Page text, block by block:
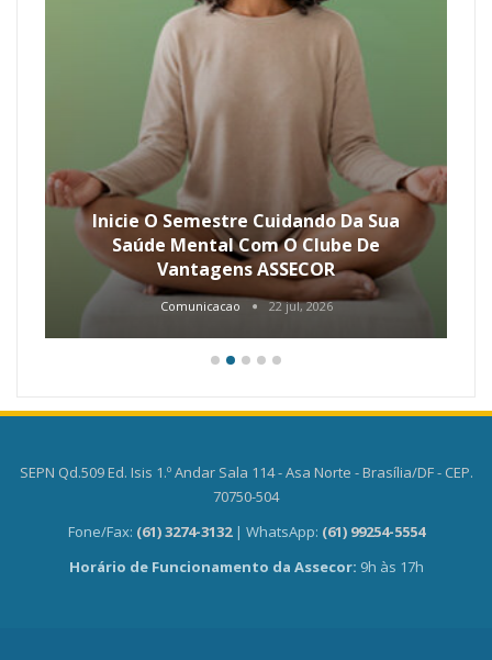
Inicie O Semestre Cuidando Da Sua
Saúde Mental Com O Clube De
Vantagens ASSECOR
Comunicacao 22 jul, 2026
SEPN Qd.509 Ed. Isis 1.º Andar Sala 114 - Asa Norte - Brasília/DF - CEP.
70750-504
Fone/Fax: (61) 3274-3132 | WhatsApp: (61) 99254-5554
Horário de Funcionamento da Assecor: 9h às 17h